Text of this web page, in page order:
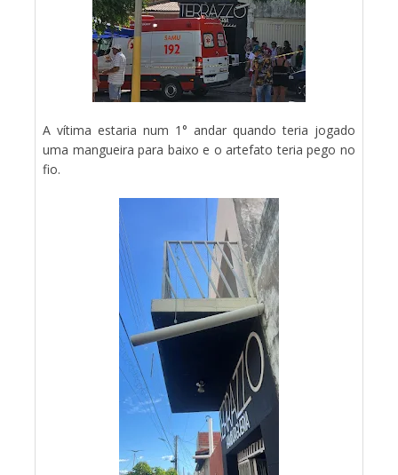
A vítima estaria num 1° andar quando teria jogado
uma mangueira para baixo e o artefato teria pego no
fio.